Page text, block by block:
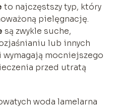
to najczęstszy typ, który
pielęgnację.
są zwykle suche,
lub innych
mocniejszego
przed utratą
woda lamelarna